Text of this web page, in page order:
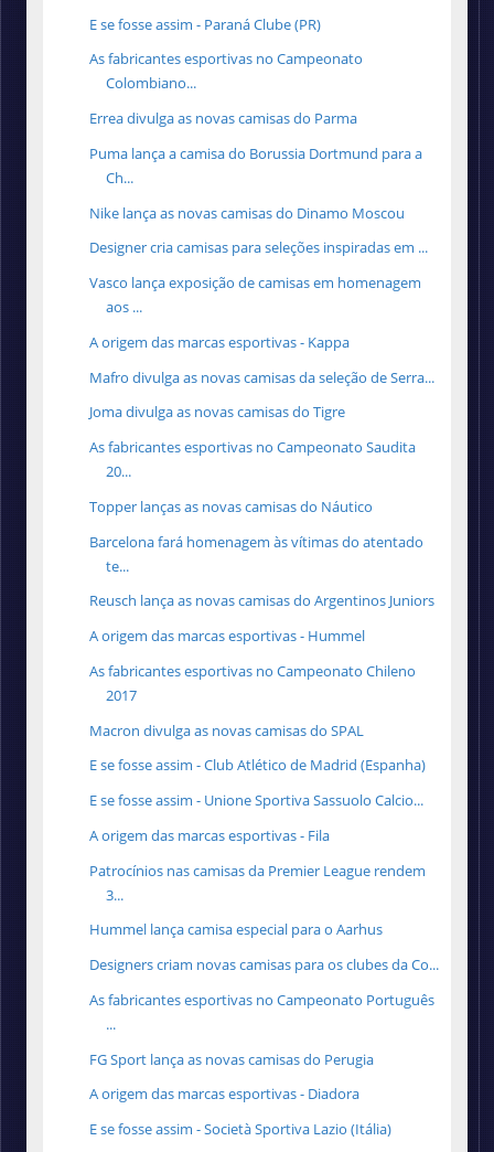
E se fosse assim - Paraná Clube (PR)
As fabricantes esportivas no Campeonato
Colombiano...
Errea divulga as novas camisas do Parma
Puma lança a camisa do Borussia Dortmund para a
Ch...
Nike lança as novas camisas do Dinamo Moscou
Designer cria camisas para seleções inspiradas em ...
Vasco lança exposição de camisas em homenagem
aos ...
A origem das marcas esportivas - Kappa
Mafro divulga as novas camisas da seleção de Serra...
Joma divulga as novas camisas do Tigre
As fabricantes esportivas no Campeonato Saudita
20...
Topper lanças as novas camisas do Náutico
Barcelona fará homenagem às vítimas do atentado
te...
Reusch lança as novas camisas do Argentinos Juniors
A origem das marcas esportivas - Hummel
As fabricantes esportivas no Campeonato Chileno
2017
Macron divulga as novas camisas do SPAL
E se fosse assim - Club Atlético de Madrid (Espanha)
E se fosse assim - Unione Sportiva Sassuolo Calcio...
A origem das marcas esportivas - Fila
Patrocínios nas camisas da Premier League rendem
3...
Hummel lança camisa especial para o Aarhus
Designers criam novas camisas para os clubes da Co...
As fabricantes esportivas no Campeonato Português
...
FG Sport lança as novas camisas do Perugia
A origem das marcas esportivas - Diadora
E se fosse assim - Società Sportiva Lazio (Itália)